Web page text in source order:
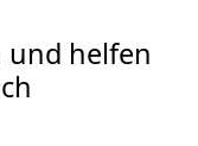
helfen